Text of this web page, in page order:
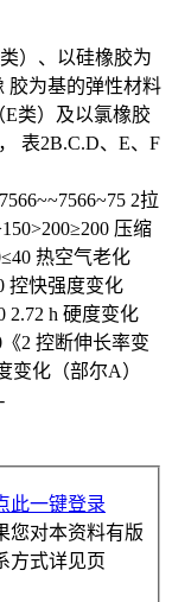
）、以硅橡胶为
胶为基的弹性材料
E类）及以氯橡胶
表2B.C.D、E、F
2拉
压缩
热空气老化
控快强度变化
2.72 h 硬度变化
2 控断伸长率变
变化（部尔A）
此一键登录
您对本资料有版
方式详见页